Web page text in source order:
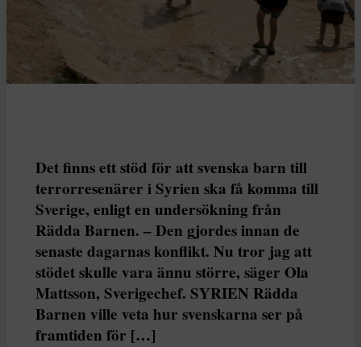
Det finns ett stöd för att svenska barn till
terrorresenärer i Syrien ska få komma till
Sverige, enligt en undersökning från
Rädda Barnen. – Den gjordes innan de
senaste dagarnas konflikt. Nu tror jag att
stödet skulle vara ännu större, säger Ola
Mattsson, Sverigechef. SYRIEN Rädda
Barnen ville veta hur svenskarna ser på
framtiden för […]